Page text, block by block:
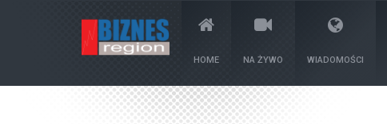
HOME NA ŻYWO WIADOMOŚCI